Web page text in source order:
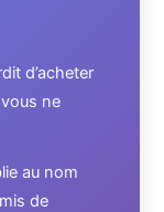
d’acheter
ne
au nom
de